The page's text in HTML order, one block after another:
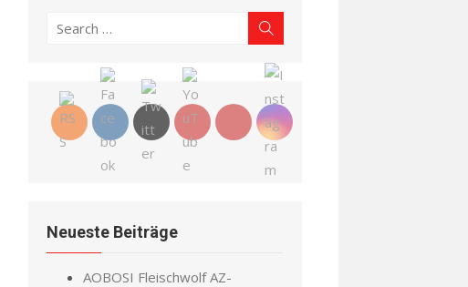
Search
Neueste Beiträge
AOBOSI Fleischwolf AZ-